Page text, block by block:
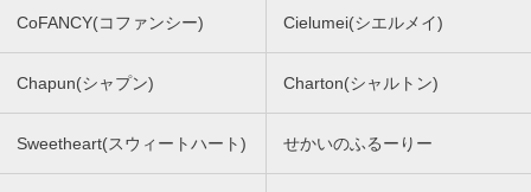
CoFANCY(コファンシー) Cielumei(シエルメイ)
Chapun(シャプン) Charton(シャルトン)
Sweetheart(スウィートハート) せかいのふるーりー